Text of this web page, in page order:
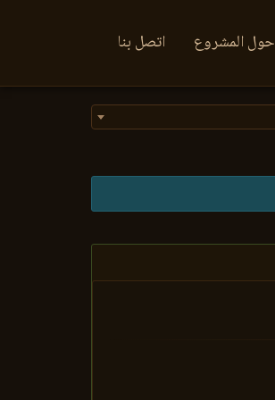
حول المشروع اتصل بنا